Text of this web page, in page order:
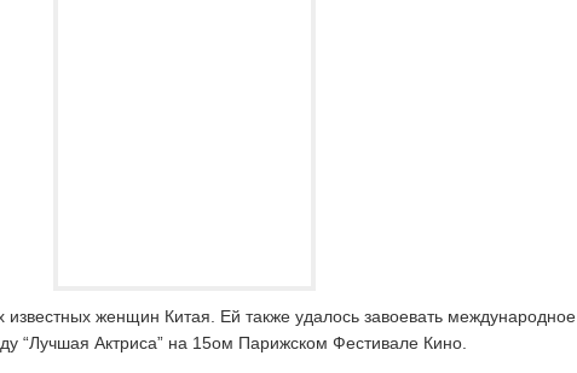
известных женщин Китая. Ей также удалось завоевать международное
“Лучшая Актриса” на 15ом Парижском Фестивале Кино.